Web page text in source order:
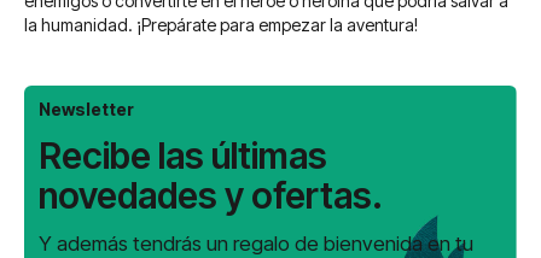
la humanidad. ¡Prepárate para empezar la aventura!
Newsletter
Recibe las últimas
novedades y ofertas.
Y además tendrás un regalo de bienvenida en tu